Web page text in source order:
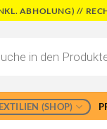
ABHOLUNG) //
(SHOP)